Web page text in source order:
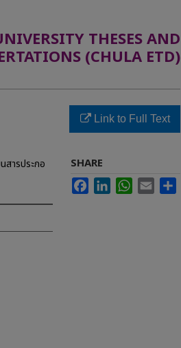
THESES AND
(CHULA ETD)
สารประกอ
Link to Full Text
SHARE
FacebookLinkedInWhatsApp
Email